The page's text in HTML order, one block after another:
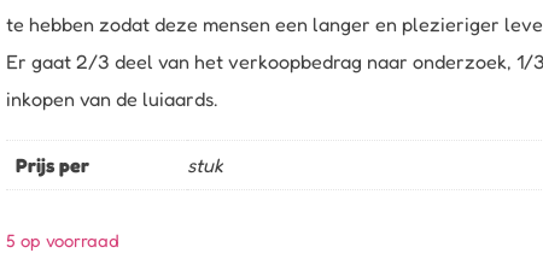
te hebben zodat deze mensen een langer en plezieriger
Er gaat 2/3 deel van het verkoopbedrag naar onderzoek, 1/
inkopen van de luiaards.
5 op voorraad
Prijs per stuk